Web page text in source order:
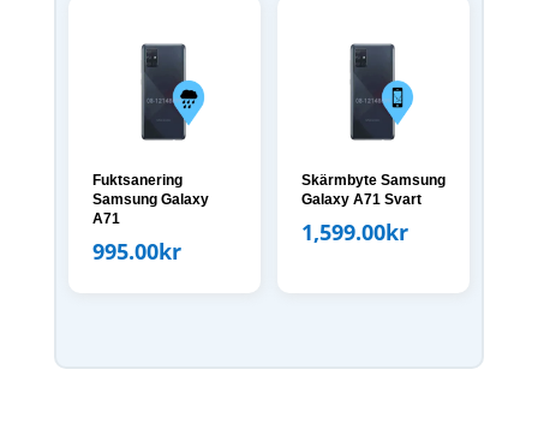
Fuktsanering
Samsung Galaxy
A71
995.00kr
Skärmbyte Samsung
Galaxy A71 Svart
1,599.00kr